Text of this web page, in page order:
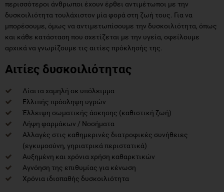
περισσότεροι άνθρωποι έχουν έρθει αντιμέτωποι με την
δυσκοιλιότητα τουλάχιστον μία φορά στη ζωή τους. Για να
μπορέσουμε, όμως να αντιμετωπίσουμε την δυσκοιλιότητα, όπως
και κάθε κατάσταση που σχετίζεται με την υγεία, οφείλουμε
αρχικά να γνωρίζουμε τις αιτίες πρόκλησής της.
Αιτίες δυσκοιλιότητας
Δίαιτα χαμηλή σε υπόλειμμα
Ελλιπής πρόσληψη υγρών
Έλλειψη σωματικής άσκησης (καθιστική ζωή)
Λήψη φαρμάκων / Νοσήματα
Αλλαγές στις καθημερινές διατροφικές συνήθειες
(εγκυμοσύνη, γηριατρικά περιστατικά)
Αυξημένη και χρόνια χρήση καθαρκτικών
Αγνόηση της επιθυμίας για κένωση
Χρόνια ιδιοπαθής δυσκοιλιότητα